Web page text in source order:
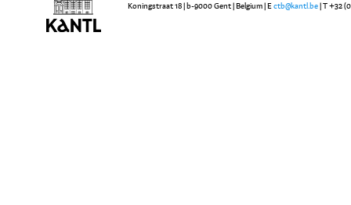
Koningstraat 18 | b-9000 Gent | Belgium | E ctb@kantl.be | T +32